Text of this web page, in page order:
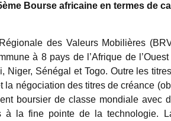
Bourse africaine en termes de
des Valeurs Mobilières
à 8 pays de l’Afrique de
Niger, Sénégal et Togo. Outre les
la négociation des titres de créance
boursier de classe mondiale avec
à la fine pointe de la technologie.